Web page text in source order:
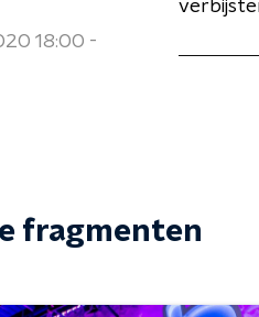
18:00 -
fragmenten